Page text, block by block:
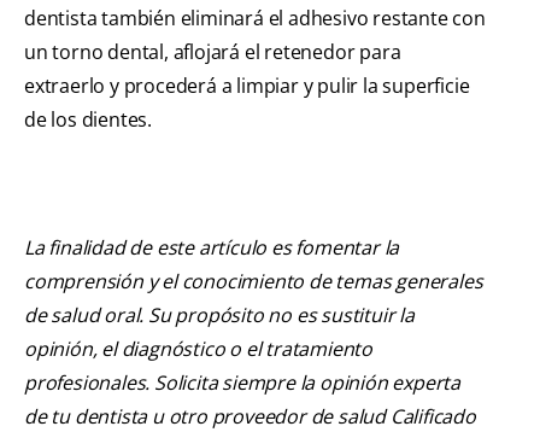
dentista también eliminará el adhesivo restante con
un torno dental, aflojará el retenedor para
extraerlo y procederá a limpiar y pulir la superficie
de los dientes.
La finalidad de este artículo es fomentar la
comprensión y el conocimiento de temas generales
de salud oral. Su propósito no es sustituir la
opinión, el diagnóstico o el tratamiento
profesionales. Solicita siempre la opinión experta
de tu dentista u otro proveedor de salud Calificado